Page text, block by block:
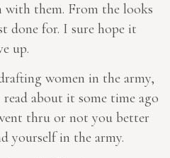
with them. From the looks
done for. I sure hope it
up.
women in the army,
about it some time ago
thru or not you better
yourself in the army.